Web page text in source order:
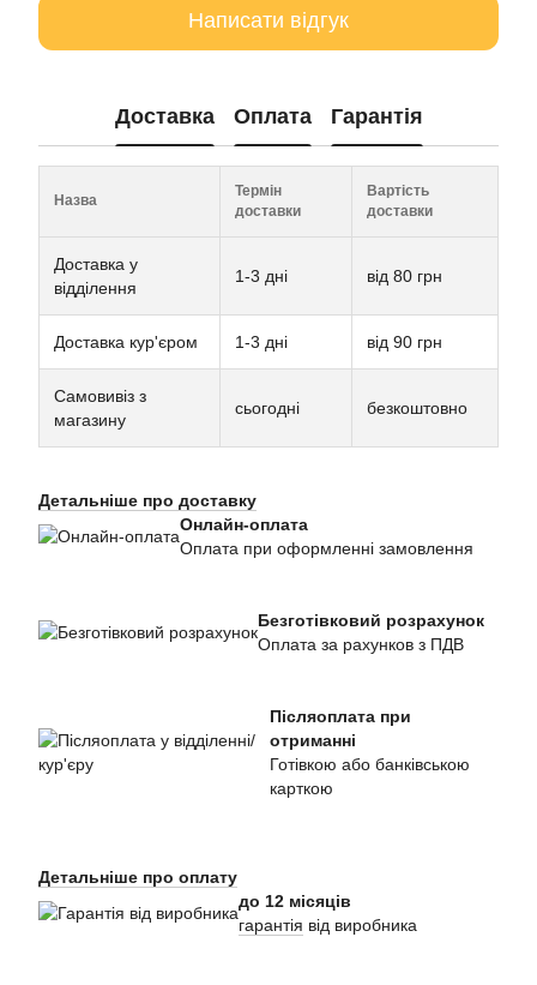
Написати відгук
Доставка Оплата Гарантія
Назва
Термін
доставки
Вартість
доставки
Доставка у
відділення
1-3 дні від 80 грн
Доставка кур'єром 1-3 дні від 90 грн
Самовивіз з
магазину
сьогодні безкоштовно
Детальніше про доставку
Онлайн-оплата
Оплата при оформленні замовлення
Безготівковий розрахунок
Оплата за рахунков з ПДВ
Післяоплата при
отриманні
Готівкою або банківською
карткою
Детальніше про оплату
до 12 місяців
гарантія від виробника